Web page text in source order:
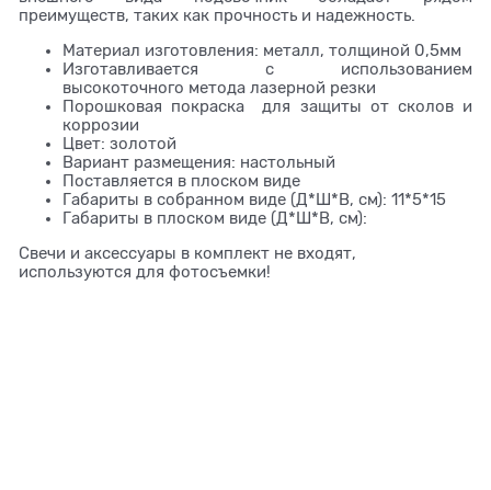
преимуществ, таких как прочность и надежность.
Материал изготовления: металл, толщиной 0,5мм
Изготавливается с использованием
высокоточного метода лазерной резки
Порошковая покраска для защиты от сколов и
коррозии
Цвет: золотой
Вариант размещения: настольный
Поставляется в плоском виде
Габариты в собранном виде (Д*Ш*В, см): 11*5*15
Габариты в плоском виде (Д*Ш*В, см):
Свечи и аксессуары в комплект не входят,
используются для фотосъемки!